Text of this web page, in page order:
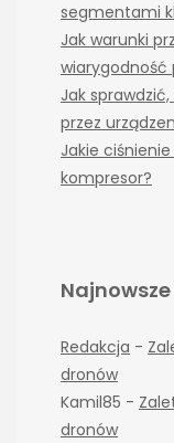
segmentami
Jak warunki
wiarygodność
Jak
przez
Jakie
kompresor?
Redakcja -
dronów
Kamil85 -
dronów